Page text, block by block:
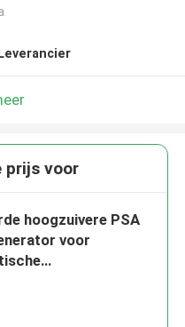
prijs voor
hoogzuivere PSA
voor